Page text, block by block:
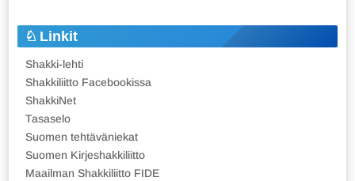
Linkit
Shakki-lehti
Shakkiliitto Facebookissa
ShakkiNet
Tasaselo
Suomen tehtäväniekat
Suomen Kirjeshakkiliitto
Maailman Shakkiliitto FIDE